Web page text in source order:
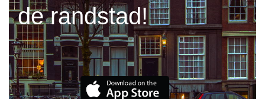
de randstad!